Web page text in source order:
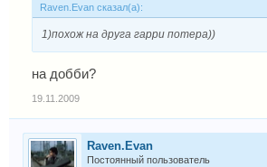
Raven.Evan сказал(а):
1)похож на друга гарри потера))
на добби?
19.11.2009
Raven.Evan
Постоянный пользователь